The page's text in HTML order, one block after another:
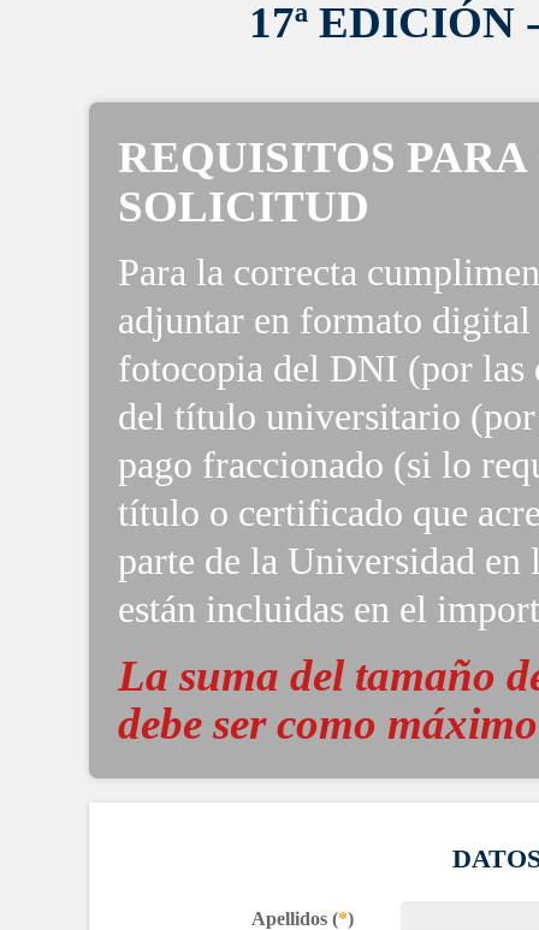
17ª EDICIÓN
REQUISITOS
SOLICITUD
Para la correcta
adjuntar en formato
fotocopia del DNI (por las
del título universitario (por
pago fraccionado (si lo
título o certificado que
parte de la Universidad
están incluidas en el
La suma del tamaño
debe ser como
Apellidos (*)